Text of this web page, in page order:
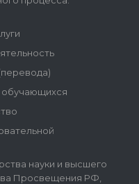
науки и высшего
Просвещения РФ,